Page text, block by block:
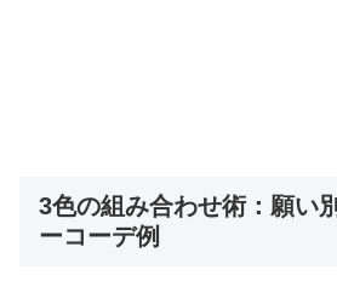
3色の組み合わせ術：願い
ーコーデ例